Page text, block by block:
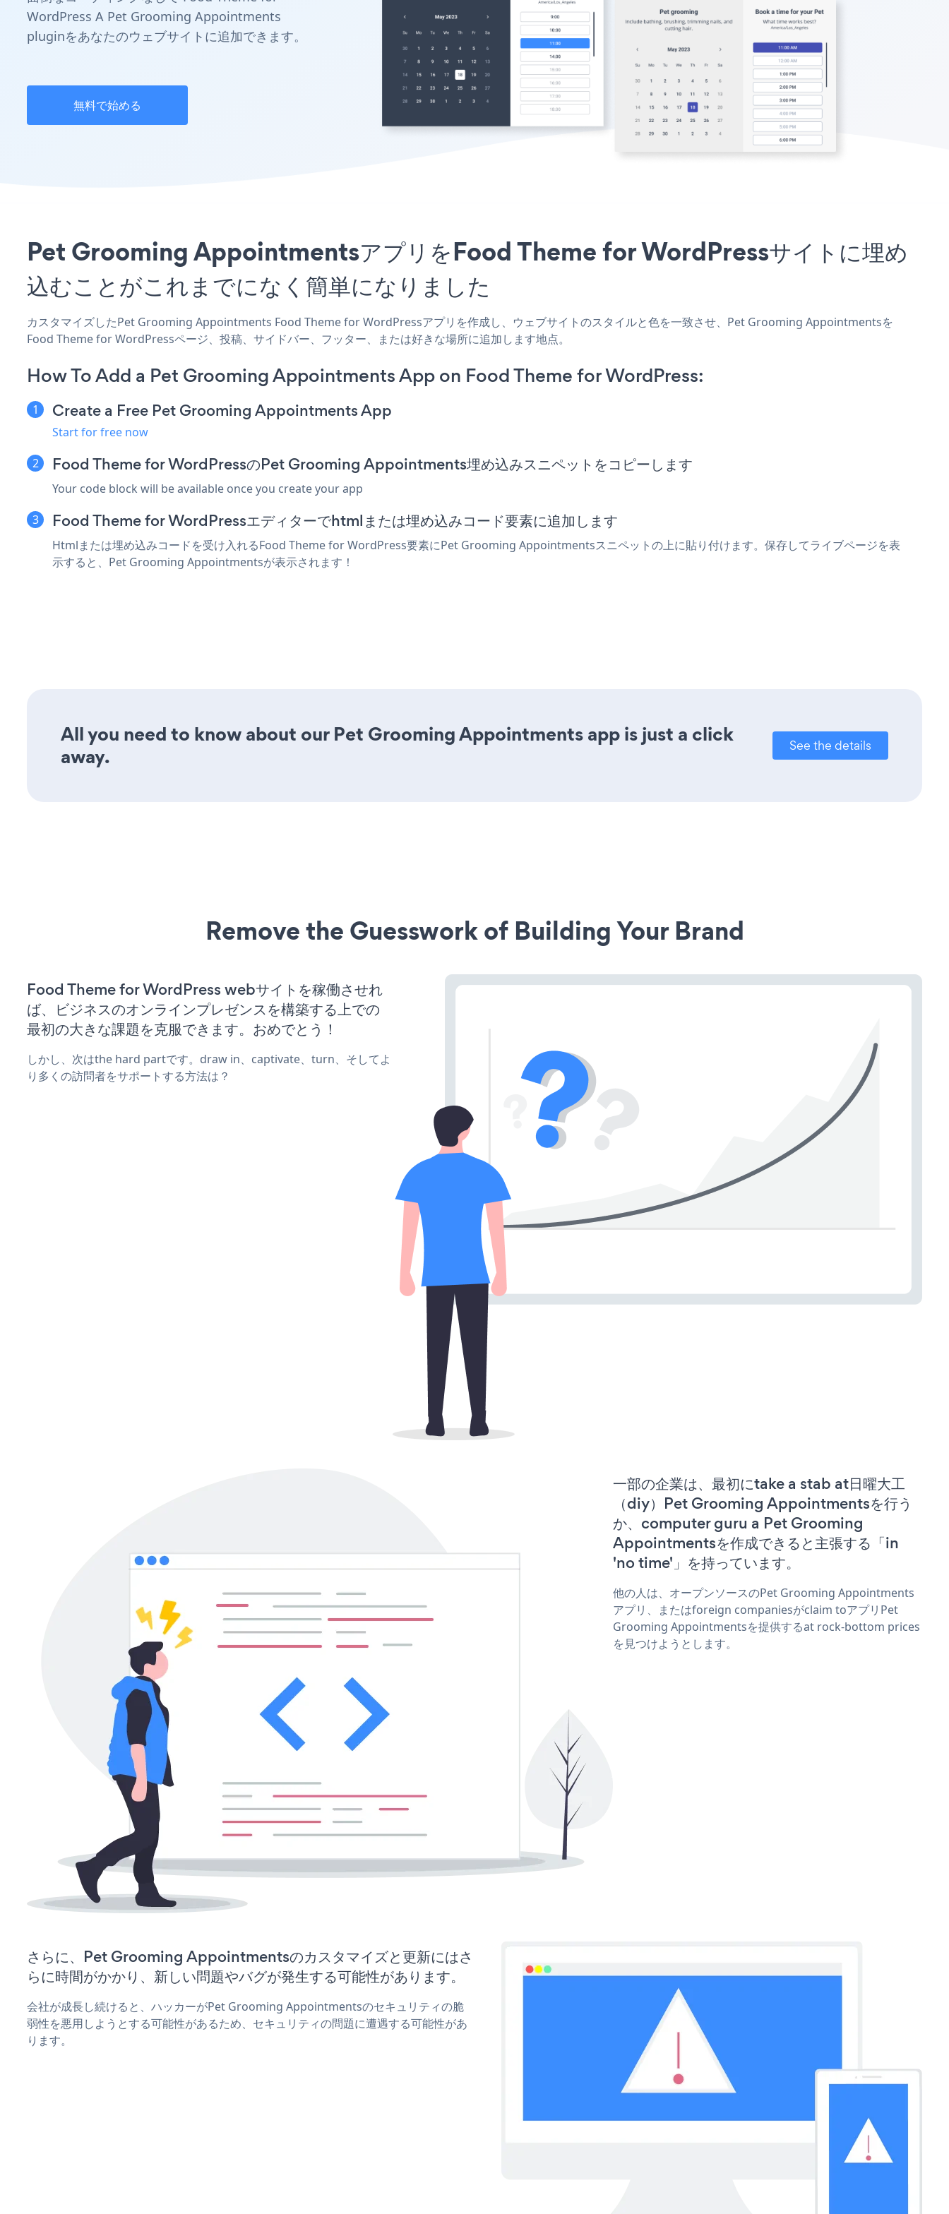
WordPress A Pet Grooming Appointments
pluginをあなたのウェブサイトに追加できます。
無料で始める
Pet Grooming AppointmentsアプリをFood Theme for WordPressサイトに埋め
込むことがこれまでになく簡単になりました
カスタマイズしたPet Grooming Appointments Food Theme for WordPressアプリを作成し、ウェブサイトのスタイルと色を一致させ、Pet Grooming Appointmentsを
Food Theme for WordPressページ、投稿、サイドバー、フッター、または好きな場所に追加します地点。
How To Add a Pet Grooming Appointments App on Food Theme for WordPress:
Create a Free Pet Grooming Appointments App
Start for free now
Food Theme for WordPressのPet Grooming Appointments埋め込みスニペットをコピーします
Your code block will be available once you create your app
Food Theme for WordPressエディターでhtmlまたは埋め込みコード要素に追加します
Htmlまたは埋め込みコードを受け入れるFood Theme for WordPress要素にPet Grooming Appointmentsスニペットの上に貼り付けます。保存してライブページを表
示すると、Pet Grooming Appointmentsが表示されます！
All you need to know about our Pet Grooming Appointments app is just a click
away.
See the details
Remove the Guesswork of Building Your Brand
Food Theme for WordPress webサイトを稼働させれ
ば、ビジネスのオンラインプレゼンスを構築する上での
最初の大きな課題を克服できます。おめでとう！
しかし、次はthe hard partです。draw in、captivate、turn、そしてよ
り多くの訪問者をサポートする方法は？
一部の企業は、最初にtake a stab at日曜大工
（diy）Pet Grooming Appointmentsを行う
か、computer guru a Pet Grooming
Appointmentsを作成できると主張する「in
'no time'」を持っています。
他の人は、オープンソースのPet Grooming Appointments
アプリ、またはforeign companiesがclaim toアプリPet
Grooming Appointmentsを提供するat rock-bottom prices
を見つけようとします。
さらに、Pet Grooming Appointmentsのカスタマイズと更新にはさ
らに時間がかかり、新しい問題やバグが発生する可能性があります。
会社が成長し続けると、ハッカーがPet Grooming Appointmentsのセキュリティの脆
弱性を悪用しようとする可能性があるため、セキュリティの問題に遭遇する可能性があ
ります。